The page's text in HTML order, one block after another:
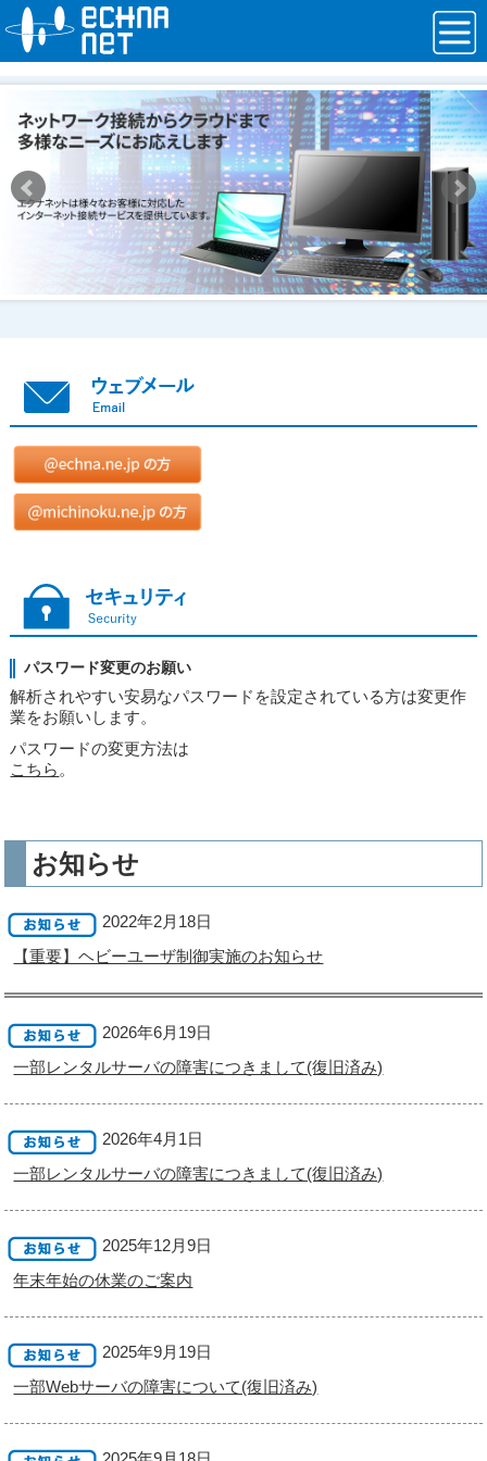
パスワード変更のお願い
解析されやすい安易なパスワードを設定されている方は変更作
業をお願いします。
パスワードの変更方法は
こちら 。
お知らせ
2022年2月18日
【重要】ヘビーユーザ制御実施のお知らせ
2026年6月19日
一部レンタルサーバの障害につきまして(復旧済み)
2026年4月1日
一部レンタルサーバの障害につきまして(復旧済み)
2025年12月9日
年末年始の休業のご案内
2025年9月19日
一部Webサーバの障害について(復旧済み)